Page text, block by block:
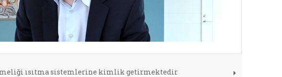
ısıtma sistemlerine kimlik getirmektedir